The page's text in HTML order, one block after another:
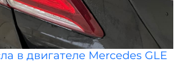
в двигателе Mercedes GLE